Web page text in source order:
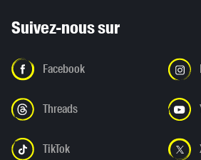
Suivez-nous sur
Facebook
Threads
TikTok